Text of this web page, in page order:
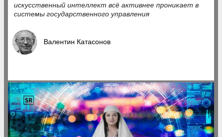
искусственный интеллект всё активнее проникает в
системы государственного управления
Валентин Катасонов